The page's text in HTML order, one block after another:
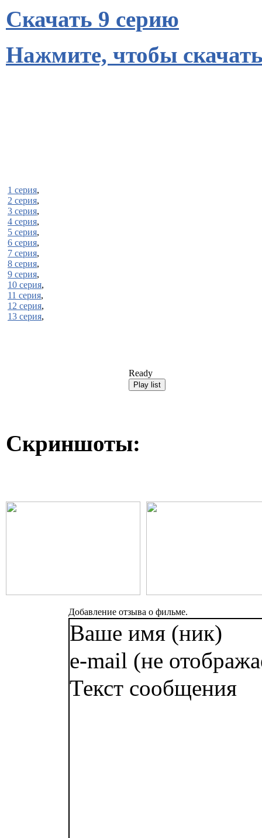
Скачать 9 серию
Нажмите, чтобы
1 серия,
2 серия,
3 серия,
4 серия,
5 серия,
6 серия,
7 серия,
8 серия,
9 серия,
10 серия,
11 серия,
12 серия,
13 серия,
Ready
Скриншоты:
Добавление отзыва о фильме.
Ваше имя (ник)
e-mail (не
Текст сообщения